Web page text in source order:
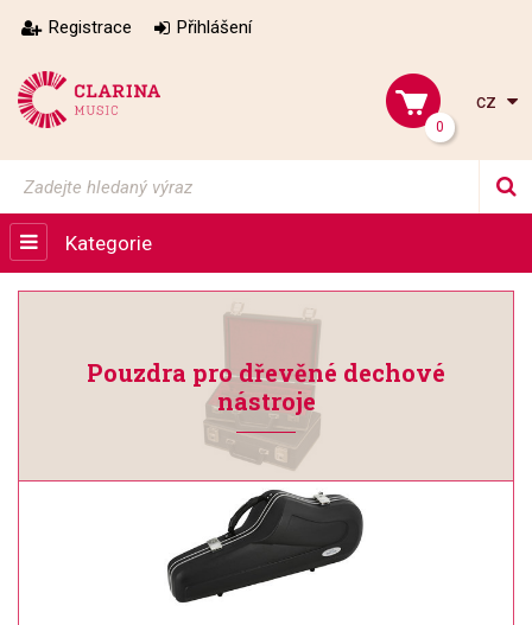
Registrace Přihlášení
0
cz
Kategorie
Pouzdra pro dřevěné dechové
nástroje